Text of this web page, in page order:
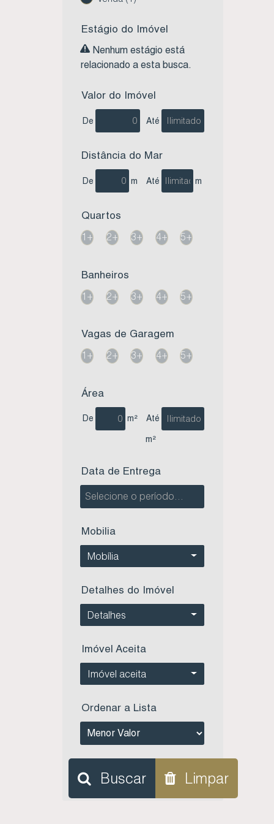
Estágio do Imóvel
Nenhum estágio está
relacionado a esta busca.
Valor do Imóvel
De Até
Distância do Mar
De m Até m
Quartos
1+
2+ 3+ 4+ 5+
Banheiros
1+
2+ 3+ 4+ 5+
Vagas de Garagem
1+
2+ 3+ 4+ 5+
Área
De m² Até
m²
Data de Entrega
Mobilia
Mobília
Detalhes do Imóvel
Detalhes
Imóvel Aceita
Imóvel aceita
Ordenar a Lista
Buscar Limpar